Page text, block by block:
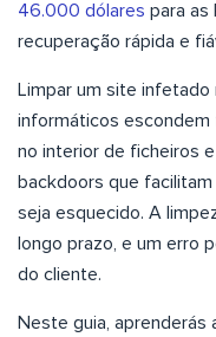
46.000 dólares para as
recuperação rápida e
Limpar um site infetado
informáticos
no interior de ficheiros
backdoors que
seja esquecido. A
longo prazo, e um erro
do cliente.
Neste guia,